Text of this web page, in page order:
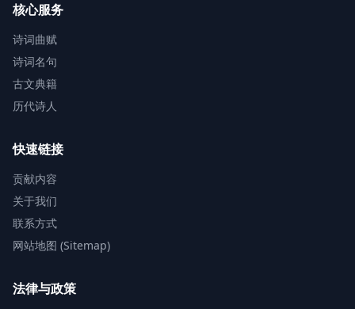
核心服务
诗词曲赋
诗词名句
古文典籍
历代诗人
快速链接
贡献内容
关于我们
联系方式
网站地图 (Sitemap)
法律与政策